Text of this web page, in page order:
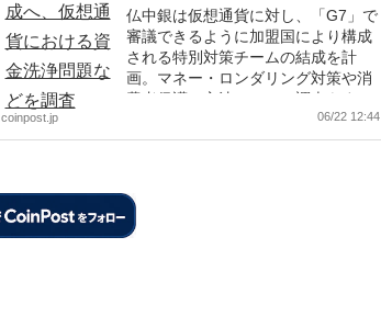
仏中銀は仮想通貨に対し、「G7」で
審議できるように加盟国により構成
される特別対策チームの結成を計
画。マネー・ロンダリング対策や消
費者保護の方法について調査をす
る。仮想通貨リブラが加速させた
か。
coinpost.jp 06/22 12:44